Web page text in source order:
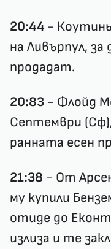
20:44 -
на Ливърпул, за
продадат.
20:83 - Флойд
Септември
ранната есен
21:38 - От
му купили
отиде до Еконт
излиза и те